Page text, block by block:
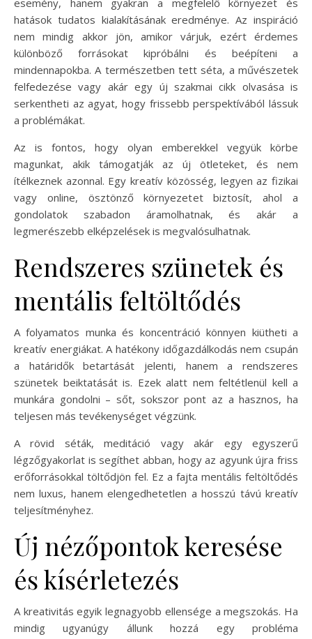
esemény, hanem gyakran a megfelelő környezet és
hatások tudatos kialakításának eredménye. Az inspiráció
nem mindig akkor jön, amikor várjuk, ezért érdemes
különböző forrásokat kipróbálni és beépíteni a
mindennapokba. A természetben tett séta, a művészetek
felfedezése vagy akár egy új szakmai cikk olvasása is
serkentheti az agyat, hogy frissebb perspektívából lássuk
a problémákat.
Az is fontos, hogy olyan emberekkel vegyük körbe
magunkat, akik támogatják az új ötleteket, és nem
ítélkeznek azonnal. Egy kreatív közösség, legyen az fizikai
vagy online, ösztönző környezetet biztosít, ahol a
gondolatok szabadon áramolhatnak, és akár a
legmerészebb elképzelések is megvalósulhatnak.
Rendszeres szünetek és
mentális feltöltődés
A folyamatos munka és koncentráció könnyen kiütheti a
kreatív energiákat. A hatékony időgazdálkodás nem csupán
a határidők betartását jelenti, hanem a rendszeres
szünetek beiktatását is. Ezek alatt nem feltétlenül kell a
munkára gondolni – sőt, sokszor pont az a hasznos, ha
teljesen más tevékenységet végzünk.
A rövid séták, meditáció vagy akár egy egyszerű
légzőgyakorlat is segíthet abban, hogy az agyunk újra friss
erőforrásokkal töltődjön fel. Ez a fajta mentális feltöltődés
nem luxus, hanem elengedhetetlen a hosszú távú kreatív
teljesítményhez.
Új nézőpontok keresése
és kísérletezés
A kreativitás egyik legnagyobb ellensége a megszokás. Ha
mindig ugyanúgy állunk hozzá egy probléma